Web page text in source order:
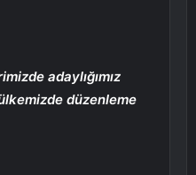
adaylığımız
düzenleme